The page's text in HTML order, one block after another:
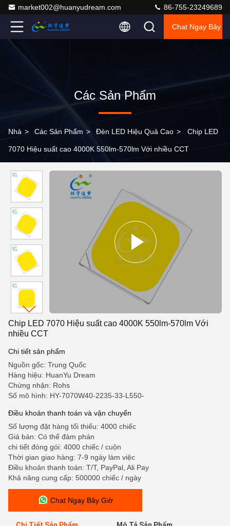
market002@huanyudream.com 86-755-23249689
Chat Ngay Bây
Các Sản Phẩm
Nhà > Các Sản Phẩm > Đèn LED Hiệu Quả Cao > Chip LED
7070 Hiệu suất cao 4000K 550lm-570lm Với nhiều CCT
Chip LED 7070 Hiệu suất cao 4000K 550lm-570lm Với
nhiều CCT
Chi tiết sản phẩm
Nguồn gốc: Trung Quốc
Hàng hiệu: HuanYu Dream
Chứng nhận: Rohs
Số mô hình: HY-7070W40-2235-33-L550-
Điều khoản thanh toán và vận chuyển
Số lượng đặt hàng tối thiểu: 4000 chiếc
Giá bán: Có thể đàm phán
chi tiết đóng gói: 4000 chiếc / cuộn
Thời gian giao hàng: 7-9 ngày làm việc
Điều khoản thanh toán: T/T, PayPal, Ali Pay
Khả năng cung cấp: 500000 chiếc / ngày
Chat Ngay Bây Giờ